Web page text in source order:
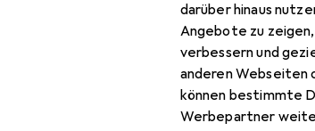
darüber hinaus
Angebote zu
verbessern und
anderen Webseiten
können bestimmte
Werbepartner